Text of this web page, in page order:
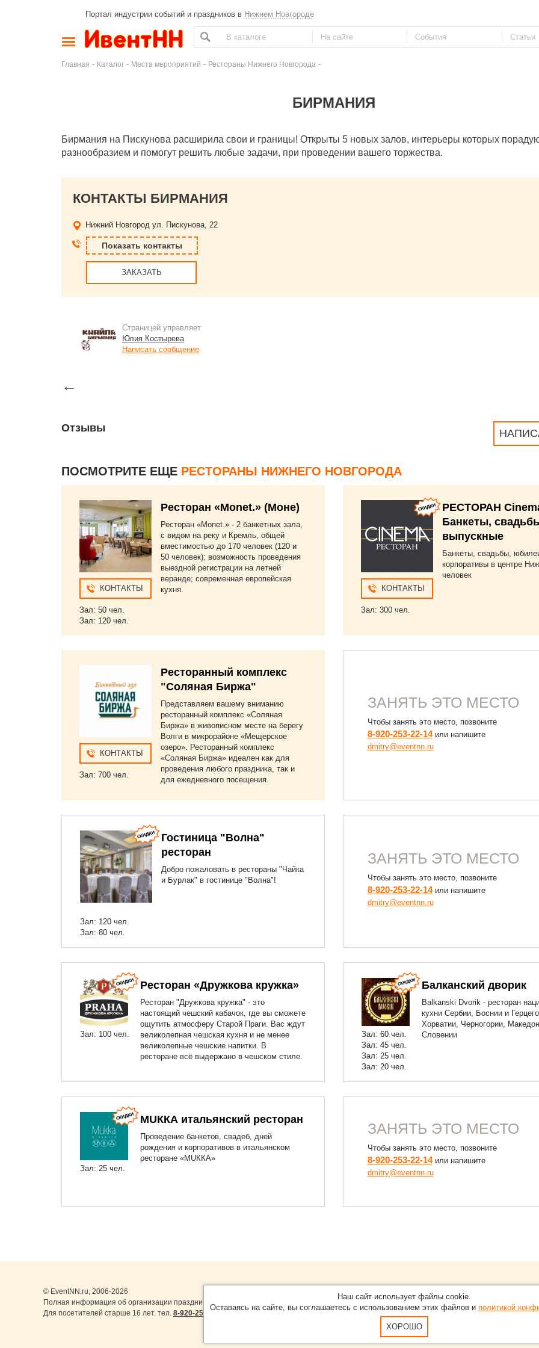
Портал индустрии событий и праздников в Нижнем Новгороде
Главная - Каталог - Места мероприятий - Рестораны Нижнего Новгорода -
БИРМАНИЯ
Бирмания на Пискунова расширила свои и границы! Открыты 5 новых залов, интерьеры которых
разнообразием и помогут решить любые задачи, при проведении вашего торжества.
КОНТАКТЫ БИРМАНИЯ
Нижний Новгород ул. Пискунова, 22
Показать контакты
ЗАКАЗАТЬ
Страницей управляет
Юлия Костырева
Написать сообщение
←
Отзывы
ПОСМОТРИТЕ ЕЩЕ РЕСТОРАНЫ НИЖНЕГО НОВГОРОДА
КОНТАКТЫ
Зал: 50 чел.
Зал: 120 чел.
Ресторан «Monet.» (Моне)
Ресторан «Monet.» - 2 банкетных зала,
с видом на реку и Кремль, общей
вместимостью до 170 человек (120 и
50 человек); возможность проведения
выездной регистрации на летней
веранде; современная европейская
кухня.
КОНТАКТЫ
Зал: 300 чел.
РЕСТОРАН
Банкеты,
выпускные
Банкеты, свадьбы,
корпоративы в центре
человек
КОНТАКТЫ
Зал: 700 чел.
Ресторанный комплекс
"Соляная Биржа"
Представляем вашему вниманию
ресторанный комплекс «Соляная
Биржа» в живописном месте на берегу
Волги в микрорайоне «Мещерское
озеро». Ресторанный комплекс
«Соляная Биржа» идеален как для
проведения любого праздника, так и
для ежедневного посещения.
ЗАНЯТЬ ЭТО МЕСТО
Чтобы занять это место, позвоните
8-920-253-22-14или напишите
dmitry@eventnn.ru
Зал: 120 чел.
Зал: 80 чел.
Гостиница "Волна"
ресторан
Добро пожаловать в рестораны "Чайка
и Бурлак" в гостинице "Волна"!
ЗАНЯТЬ ЭТО МЕСТО
Чтобы занять это место, позвоните
8-920-253-22-14или напишите
dmitry@eventnn.ru
Зал: 100 чел.
Ресторан «Дружкова кружка»
Ресторан "Дружкова кружка" - это
настоящий чешский кабачок, где вы сможете
ощутить атмосферу Старой Праги. Вас ждут
великолепная чешская кухня и не менее
великолепные чешские напитки. В
ресторане всё выдержано в чешском стиле.
Зал: 60 чел.
Зал: 45 чел.
Зал: 25 чел.
Зал: 20 чел.
Балканский дворик
Balkanski Dvorik - ресторан
кухни Сербии, Боснии и
Хорватии, Черногории,
Словении
Зал: 25 чел.
МUККА итальянский ресторан
Проведение банкетов, свадеб, дней
рождения и корпоративов в итальянском
ресторане «МUККА»
ЗАНЯТЬ ЭТО МЕСТО
Чтобы занять это место, позвоните
8-920-253-22-14или напишите
dmitry@eventnn.ru
© EventNN.ru, 2006-2026
Полная информация об организации праздничных мероприятий в Нижнем Новгороде.
Для посетителей старше 16 лет. тел. 8-920-253-22-14 8-999-077-15-51
О проекте
Карта сайта
Обращайтесь на портал
С новостями, пресс-
По вопросам добавления
Пользовательское
Наш сайт использует файлы cookie.
Оставаясь на сайте, вы соглашаетесь с использованием этих файлов и политикой
ХОРОШО